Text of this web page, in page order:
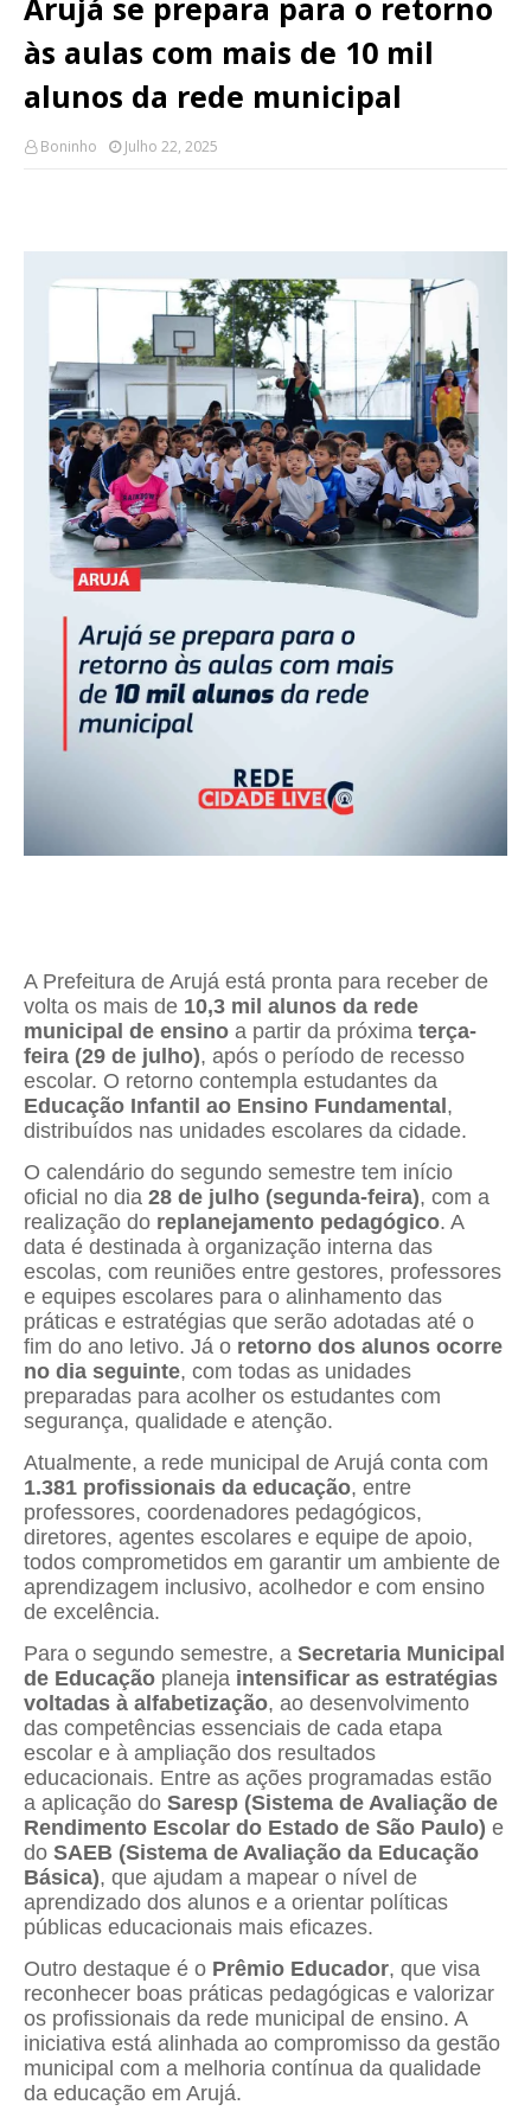
Arujá se prepara para o retorno
às aulas com mais de 10 mil
alunos da rede municipal
Boninho Julho 22, 2025
A Prefeitura de Arujá está pronta para receber de
volta os mais de 10,3 mil alunos da rede
municipal de ensino a partir da próxima terça-
feira (29 de julho), após o período de recesso
escolar. O retorno contempla estudantes da
Educação Infantil ao Ensino Fundamental ,
distribuídos nas unidades escolares da cidade.
O calendário do segundo semestre tem início
oficial no dia 28 de julho (segunda-feira), com a
realização do replanejamento pedagógico. A
data é destinada à organização interna das
escolas, com reuniões entre gestores, professores
e equipes escolares para o alinhamento das
práticas e estratégias que serão adotadas até o
fim do ano letivo. Já o retorno dos alunos ocorre
no dia seguinte, com todas as unidades
preparadas para acolher os estudantes com
segurança, qualidade e atenção.
Atualmente, a rede municipal de Arujá conta com
1.381 profissionais da educação, entre
professores, coordenadores pedagógicos,
diretores, agentes escolares e equipe de apoio,
todos comprometidos em garantir um ambiente de
aprendizagem inclusivo, acolhedor e com ensino
de excelência.
Para o segundo semestre, a Secretaria Municipal
de Educação planeja intensificar as estratégias
voltadas à alfabetização, ao desenvolvimento
das competências essenciais de cada etapa
escolar e à ampliação dos resultados
educacionais. Entre as ações programadas estão
a aplicação do Saresp (Sistema de Avaliação de
Rendimento Escolar do Estado de São Paulo) e
do SAEB (Sistema de Avaliação da Educação
Básica), que ajudam a mapear o nível de
aprendizado dos alunos e a orientar políticas
públicas educacionais mais eficazes.
Outro destaque é o Prêmio Educador, que visa
reconhecer boas práticas pedagógicas e valorizar
os profissionais da rede municipal de ensino. A
iniciativa está alinhada ao compromisso da gestão
municipal com a melhoria contínua da qualidade
da educação em Arujá.